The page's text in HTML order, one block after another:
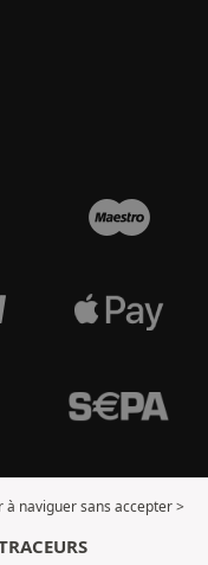
à naviguer sans accepter >